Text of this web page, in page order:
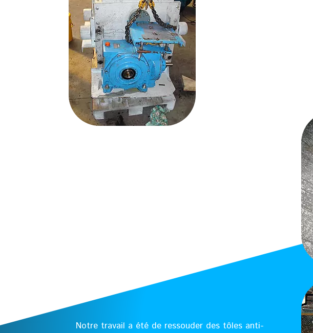
Notre travail a été de ressouder des tôles anti-